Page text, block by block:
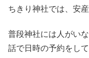
ちきり神社では、安
普段神社には人がい
話で日時の予約をし